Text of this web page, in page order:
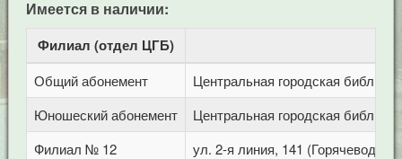
Имеется в наличии:
Филиал (отдел ЦГБ)
Общий абонемент
Центральная городская
Юношеский абонемент
Центральная городская
Филиал № 12
ул. 2-я линия, 141 (Горячеводск)